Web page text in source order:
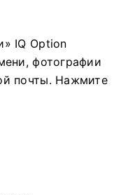
IQ Option
фотографии
почты. Нажмите